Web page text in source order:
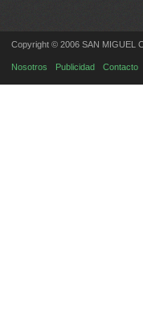
Copyright © 2006 SAN MIGUEL
Nosotros Publicidad Contacto